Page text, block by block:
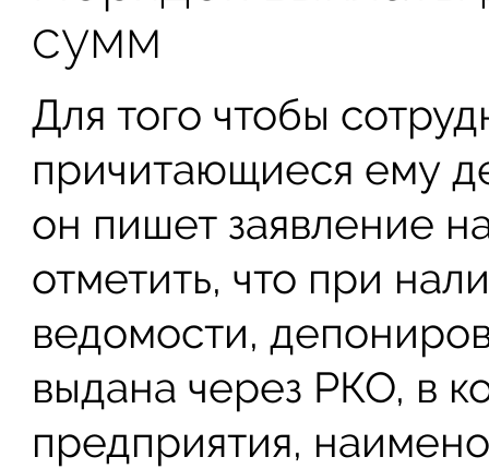
сумм
Для того чтобы
причитающиеся ему
он пишет заявление
отметить, что при
ведомости,
выдана через РКО, в
предприятия,